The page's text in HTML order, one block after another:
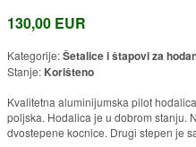
130,00 EUR
Kategorije:Šetalice i štapovi za
Stanje: Korišteno
Kvalitetna aluminijumska pilot
poljska. Hodalica je u dobrom stanju.
dvostepene kocnice. Drugi stepen je